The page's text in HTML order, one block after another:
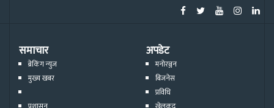
समाचार
ब्रेकिंग न्युज
मुख्य खबर
अपडेट
मनोरञ्जन
बिजनेस
प्रविधि